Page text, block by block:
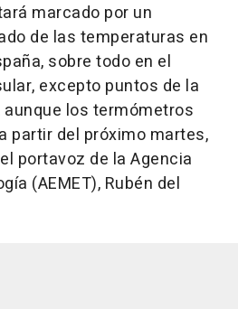
marcado por un
de las temperaturas en
sobre todo en el
excepto puntos de la
los termómetros
partir del próximo martes,
portavoz de la Agencia
(AEMET), Rubén del